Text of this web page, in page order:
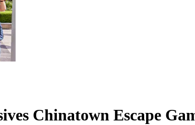
Chinatown Escape